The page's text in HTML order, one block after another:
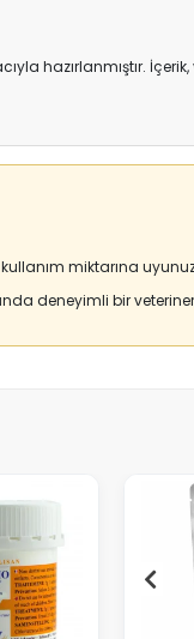
hazırlanmıştır.
miktarına
deneyimli bir